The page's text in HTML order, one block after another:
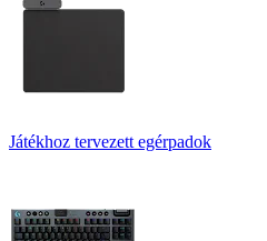
Játékhoz tervezett egérpadok